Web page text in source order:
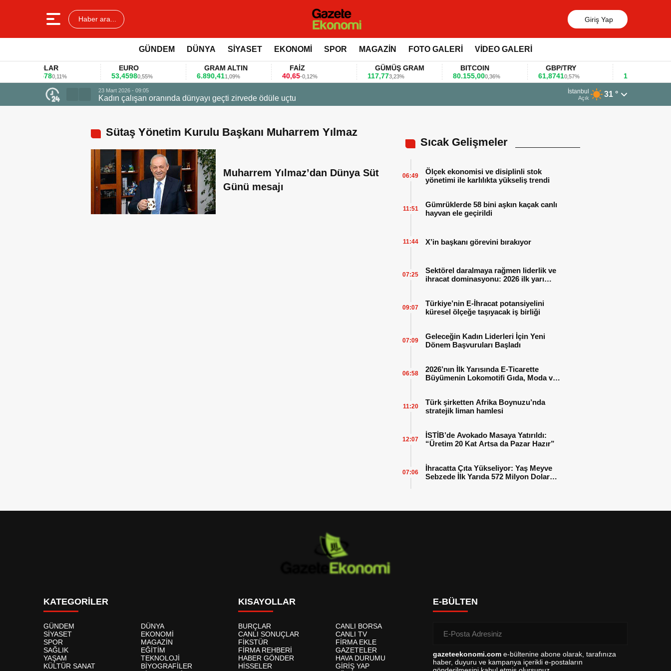
Haber ara... Giriş Yap
GÜNDEM DÜNYA SİYASET EKONOMİ SPOR MAGAZİN FOTO GALERİ VİDEO GALERİ
0,11%
EURO
53,45980,55%
GRAM ALTIN
6.890,411,09%
40,65-0,12%
GÜMÜŞ GRAM
117,773,23%
BITCOIN
80.155,000,36%
GBP/TRY
61,87410,57%
1,1781
23 Mart 2026 - 09:05
Kadın çalışan oranında dünyayı geçti zirvede ödüle uçtu Firmalar gıda fuarlarını bu anket ile değerlendirdi
İstanbul
Açık 31 °
Sütaş Yönetim Kurulu Başkanı Muharrem Yılmaz
Muharrem Yılmaz’dan Dünya Süt
Günü mesajı
Sıcak Gelişmeler
Ölçek ekonomisi ve disiplinli stok
yönetimi ile karlılıkta yükseliş trendi
06:49
Gümrüklerde 58 bini aşkın kaçak canlı
hayvan ele geçirildi
11:51
X’in başkanı görevini bırakıyor
11:44
Sektörel daralmaya rağmen liderlik ve
ihracat dominasyonu: 2026 ilk yarı
07:25
Türkiye’nin E-İhracat potansiyelini
küresel ölçeğe taşıyacak iş birliği
09:07
Geleceğin Kadın Liderleri İçin Yeni
Dönem Başvuruları Başladı
07:09
2026’nın İlk Yarısında E-Ticarette
Büyümenin Lokomotifi Gıda, Moda ve
06:58
Türk şirketten Afrika Boynuzu’nda
stratejik liman hamlesi
11:20
İSTİB’de Avokado Masaya Yatırıldı:
“Üretim 20 Kat Artsa da Pazar Hazır”
12:07
İhracatta Çıta Yükseliyor: Yaş Meyve
Sebzede İlk Yarıda 572 Milyon Dolar
07:06
KATEGORİLER
GÜNDEM
DÜNYA
SİYASET
EKONOMİ
SPOR
MAGAZİN
SAĞLIK
EĞİTİM
YAŞAM
TEKNOLOJİ
KÜLTÜR SANAT
BİYOGRAFİLER
KISAYOLLAR
BURÇLAR
CANLI BORSA
CANLI SONUÇLAR
CANLI TV
FİKSTÜR
FİRMA EKLE
FİRMA REHBERİ
GAZETELER
HABER GÖNDER
HAVA DURUMU
HİSSELER
GİRİŞ YAP
E-BÜLTEN
gazeteekonomi.com e-bültenine abone olarak, tarafınıza
haber, duyuru ve kampanya içerikli e-postaların